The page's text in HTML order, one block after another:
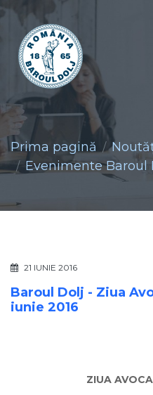
Prima pagină
Evenimente Baroul
21 IUNIE 2016
Baroul Dolj - Ziua
iunie 2016
ZIUA